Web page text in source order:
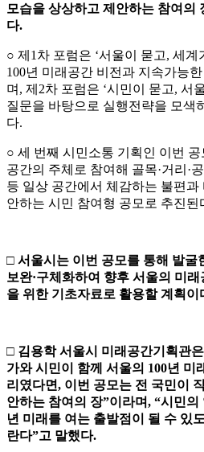
모습을 상상하고 제안하는 참여의
다.
○ 제1차 포럼은 ‘서울이 묻고, 세계
100년 미래공간 비전과 지속가능
며, 제2차 포럼은 ‘시민이 묻고, 서
질문을 바탕으로 실행전략을 모색
다.
○ 세 번째 시민소통 기획인 이번
공간의 주체로 참여해 골목·거리·
등 일상 공간에서 체감하는 불편과
안하는 시민 참여형 공모로 추진된
□ 서 울시는 이번 공모를 통해 발굴
보완·구체화하여 향후 서울의 미
을 위한 기초자료로 활용할 계획이
□ 김용학 서울시 미래공간기획관은
가와 시민이 함께 서울의 100년 미
리였다면, 이번 공모는 전 국민이
안하는 참여의 장”이라며, “시민의
년 미래를 여는 출발점이 될 수 있
란다”고 말했다.